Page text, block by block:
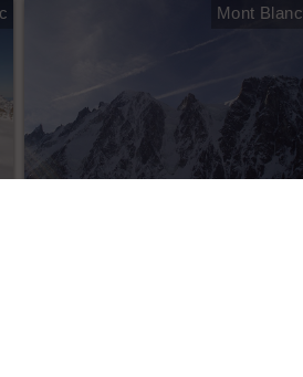
Mont Blanc